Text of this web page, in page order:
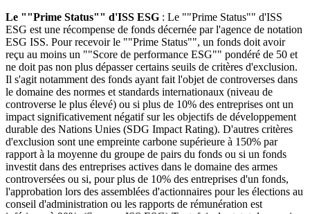
Le ""Prime Status"" d'ISS ESG : Le ""Prime Status"" d'ISS
ESG est une récompense de fonds décernée par l'agence de notation
ESG ISS. Pour recevoir le ""Prime Status"", un fonds doit avoir
reçu au moins un ""Score de performance ESG"" pondéré de 50 et
ne doit pas non plus dépasser certains seuils de critères d'exclusion.
Il s'agit notamment des fonds ayant fait l'objet de controverses dans
le domaine des normes et standards internationaux (niveau de
controverse le plus élevé) ou si plus de 10% des entreprises ont un
impact significativement négatif sur les objectifs de développement
durable des Nations Unies (SDG Impact Rating). D'autres critères
d'exclusion sont une empreinte carbone supérieure à 150% par
rapport à la moyenne du groupe de pairs du fonds ou si un fonds
investit dans des entreprises actives dans le domaine des armes
controversées ou si, pour plus de 10% des entreprises d'un fonds,
l'approbation lors des assemblées d'actionnaires pour les élections au
conseil d'administration ou les rapports de rémunération est